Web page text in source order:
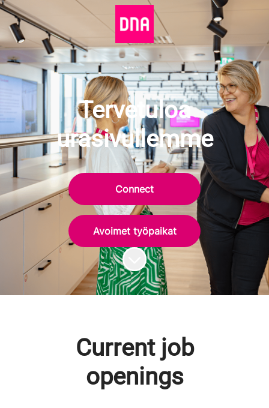
Tervetuloa
urasivullemme
Connect
Avoimet työpaikat
Siirry sisältöön
Current job
openings